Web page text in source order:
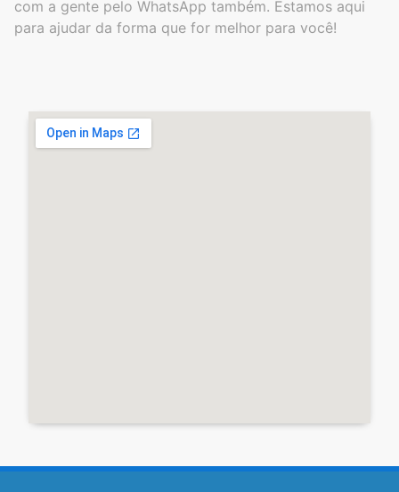
com a gente pelo WhatsApp também. Estamos aqui
para ajudar da forma que for melhor para você!